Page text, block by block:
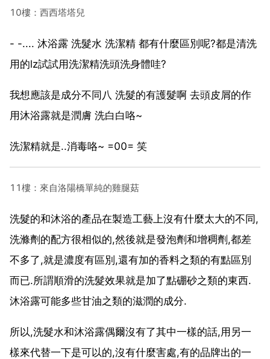
10樓：西西塔塔兒
- -.... 沐浴露 洗髮水 洗潔精 都有什麼區別呢?都是清洗
用的lz試試用洗潔精洗頭洗身體哇?
我想應該是成分不同八 洗髮的有護髮啊 去頭皮屑的作
用沐浴露就是潤膚 洗白白咯~
洗潔精就是..消毒咯~ =00= 笑
11樓：來自洛陽橋單純的雞腿菇
洗髮的和沐浴的產品在製造工藝上沒有什麼太大的不同,
洗滌劑的配方很相似的,然後就是發泡劑和增稠劑,都差
不多了,就是濃度有區別,還有加的香料之類的有點區別
而已.所謂順滑的洗髮效果就是加了點硼砂之類的東西.
沐浴露可能多些甘油之類的滋潤的成分.
所以,洗髮水和沐浴露偶爾沒有了其中一樣的話,用另一
樣來代替一下是可以的,沒有什麼害處,有的品牌出的一